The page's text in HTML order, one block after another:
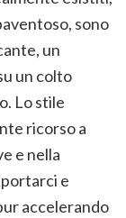
sono
un
un colto
Lo stile
ricorso a
e nella
e
accelerando